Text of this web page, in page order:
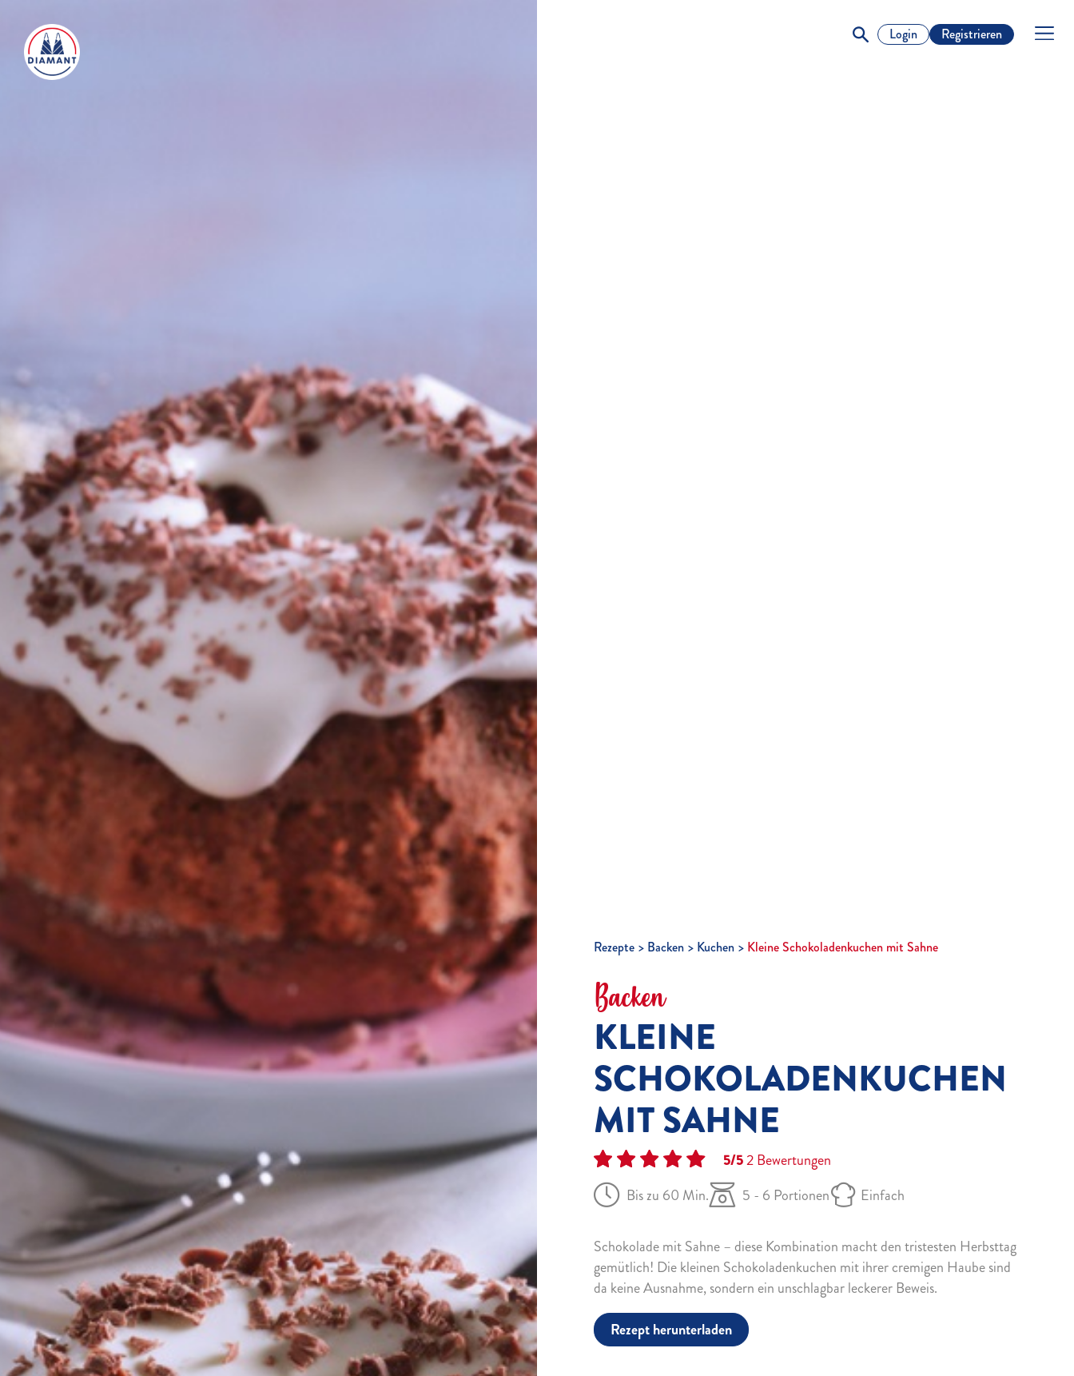
Login Registrieren
Rezepte Backen Kuchen Kleine Schokoladenkuchen mit Sahne
Backen
KLEINE
SCHOKOLADENKUCHEN
MIT SAHNE
5/52Bewertungen
Bis zu 60 Min.
5 - 6 Portionen Einfach
Schokolade mit Sahne – diese Kombination macht den tristesten Herbsttag
gemütlich! Die kleinen Schokoladenkuchen mit ihrer cremigen Haube sind
da keine Ausnahme, sondern ein unschlagbar leckerer Beweis.
Rezept herunterladen